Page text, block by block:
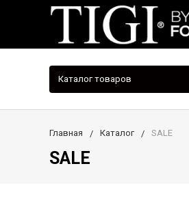
Каталог товаров
Главная Каталог SALE
SALE